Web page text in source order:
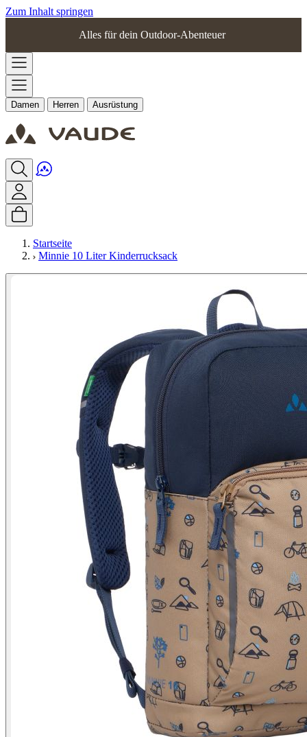
Zum Inhalt springen
Alles für dein Outdoor-Abenteuer
Damen Herren Ausrüstung
Startseite
Minnie 10 Liter Kinderrucksack